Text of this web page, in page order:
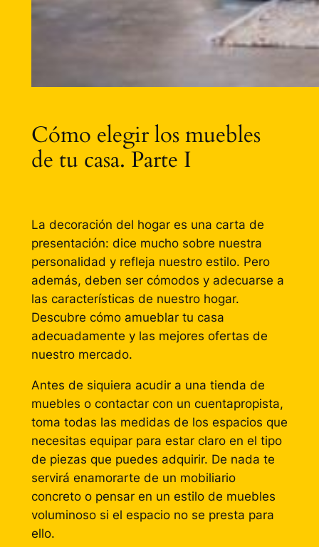
Cómo elegir los muebles
de tu casa. Parte I
La decoración del hogar es una carta de
presentación: dice mucho sobre nuestra
personalidad y refleja nuestro estilo. Pero
además, deben ser cómodos y adecuarse a
las características de nuestro hogar.
Descubre cómo amueblar tu casa
adecuadamente y las mejores ofertas de
nuestro mercado.
Antes de siquiera acudir a una tienda de
muebles o contactar con un cuentapropista,
toma todas las medidas de los espacios que
necesitas equipar para estar claro en el tipo
de piezas que puedes adquirir. De nada te
servirá enamorarte de un mobiliario
concreto o pensar en un estilo de muebles
voluminoso si el espacio no se presta para
ello.